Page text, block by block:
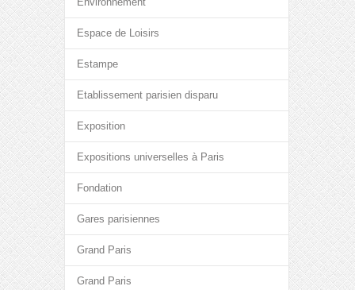
Espace de Loisirs
Estampe
Etablissement parisien disparu
Exposition
Expositions universelles à Paris
Fondation
Gares parisiennes
Grand Paris
Grand Paris